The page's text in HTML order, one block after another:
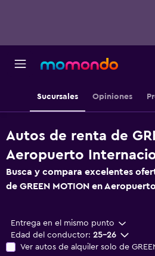
Sucursales Opiniones
Autos de renta de
Aeropuerto
Busca y compara excelentes
de GREEN MOTION en
Entrega en el mismo punto
Edad del conductor: 25-26
Ver autos de alquiler solo de